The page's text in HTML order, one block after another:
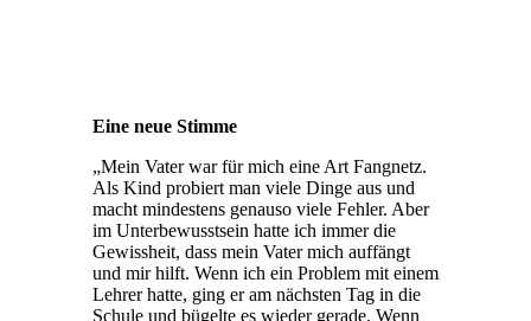
Eine neue Stimme
„Mein Vater war für mich eine Art Fangnetz.
Als Kind probiert man viele Dinge aus und
macht mindestens genauso viele Fehler. Aber
im Unterbewusstsein hatte ich immer die
Gewissheit, dass mein Vater mich auffängt
und mir hilft. Wenn ich ein Problem mit einem
Lehrer hatte, ging er am nächsten Tag in die
Schule und bügelte es wieder gerade. Wenn